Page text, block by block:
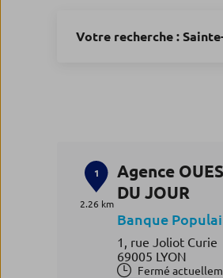
Votre recherche :
1
2.26 km
Agence
DU JOUR
Banque
1, rue Joliot Curie
69005 LYON
Fermé